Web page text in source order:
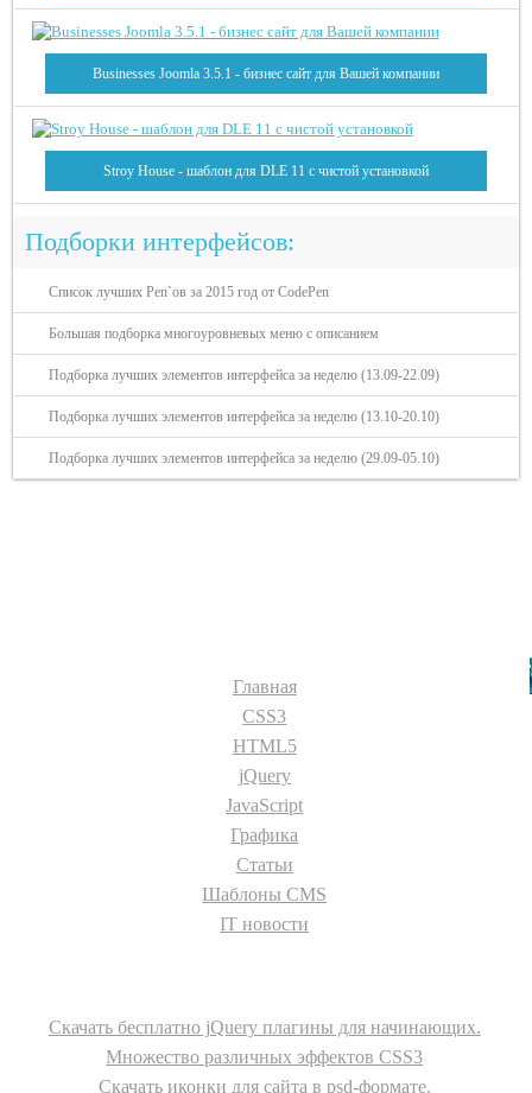
Businesses Joomla 3.5.1 - бизнес сайт для Вашей компании
Stroy House - шаблон для DLE 11 с чистой установкой
Подборки интерфейсов:
Список лучших Pen`ов за 2015 год от CodePen
Большая подборка многоуровневых меню с описанием
Подборка лучших элементов интерфейса за неделю (13.09-22.09)
Подборка лучших элементов интерфейса за неделю (13.10-20.10)
Подборка лучших элементов интерфейса за неделю (29.09-05.10)
Главная
CSS3
HTML5
jQuery
JavaScript
Графика
Статьи
Шаблоны CMS
IT новости
Скачать бесплатно jQuery плагины для начинающих.
Множество различных эффектов CSS3
Скачать иконки для сайта в psd-формате.